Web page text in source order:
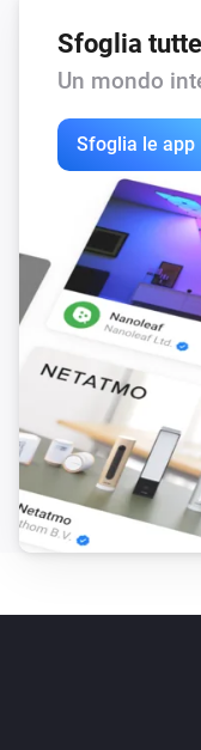
Sfoglia
Un mondo
Sfoglia le app